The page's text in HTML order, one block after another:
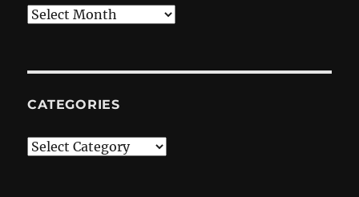
Archives
CATEGORIES
Categories